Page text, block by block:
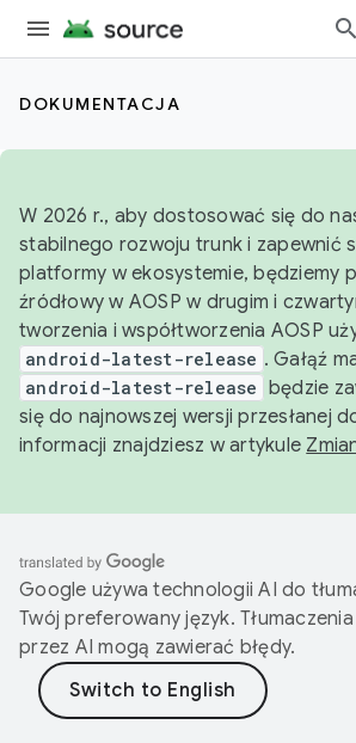
DOKUMENTACJA
W 2026 r., aby dostosować się do
stabilnego rozwoju trunk i zapewnić
platformy w ekosystemie, będziemy
źródłowy w AOSP w drugim i
tworzenia i współtworzenia AOSP
android-latest-release . Gałąź
android-latest-release będzie
się do najnowszej wersji przesłanej
informacji znajdziesz w artykule
Google używa technologii AI do
Twój preferowany język.
przez AI mogą zawierać błędy.